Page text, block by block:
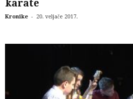
karate
Kronike - 20. veljače 2017.